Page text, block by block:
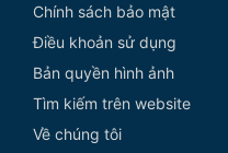
Chính sách bảo mật
Điều khoản sử dụng
Bản quyền hình ảnh
Tìm kiếm trên website
Về chúng tôi